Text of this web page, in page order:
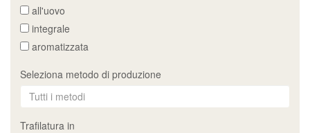
all'uovo
integrale
aromatizzata
Seleziona metodo di produzione
Trafilatura in